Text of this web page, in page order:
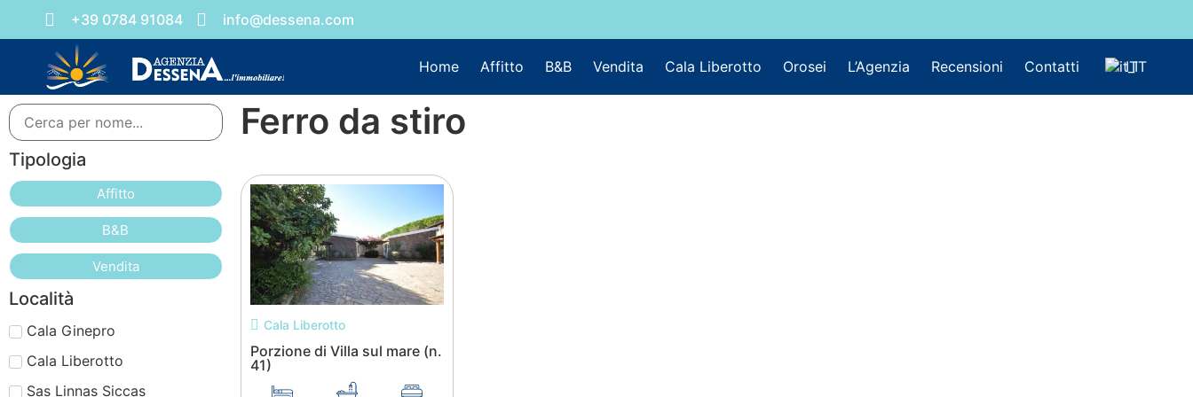
+39 0784 91084 info@dessena.com
Home Affitto B&B Vendita Cala Liberotto Orosei L’Agenzia Recensioni Contatti IT
Tipologia
Affitto
B&B
Vendita
Località
Cala Ginepro
Cala Liberotto
Sas Linnas Siccas
Ferro da stiro
Cala Liberotto
Porzione di Villa sul mare (n.
41)